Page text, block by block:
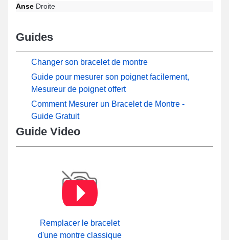
Anse Droite
Guides
Changer son bracelet de montre
Guide pour mesurer son poignet facilement,
Mesureur de poignet offert
Comment Mesurer un Bracelet de Montre -
Guide Gratuit
Guide Video
Remplacer le bracelet
d'une montre classique